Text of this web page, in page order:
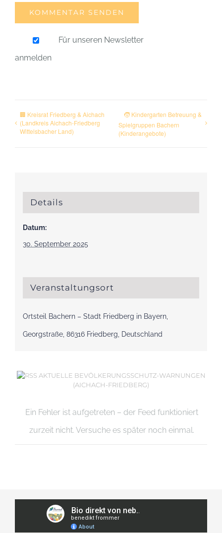
Für unseren Newsletter
anmelden
🏢 Kreisrat Friedberg & Aichach
(Landkreis Aichach-Friedberg
Wittelsbacher Land)
🧒 Kindergarten Betreuung &
Spielgruppen Bachern
(Kinderangebote)
Details
Datum:
30. September 2025
Veranstaltungsort
Ortsteil Bachern – Stadt Friedberg in Bayern,
Georgstraße, 86316 Friedberg, Deutschland
AKTUELLE BEVÖLKERUNGSSCHUTZ-WARNUNGEN
(AICHACH-FRIEDBERG)
Ein Fehler ist aufgetreten – der Feed funktioniert
zurzeit nicht. Versuche es später noch einmal.